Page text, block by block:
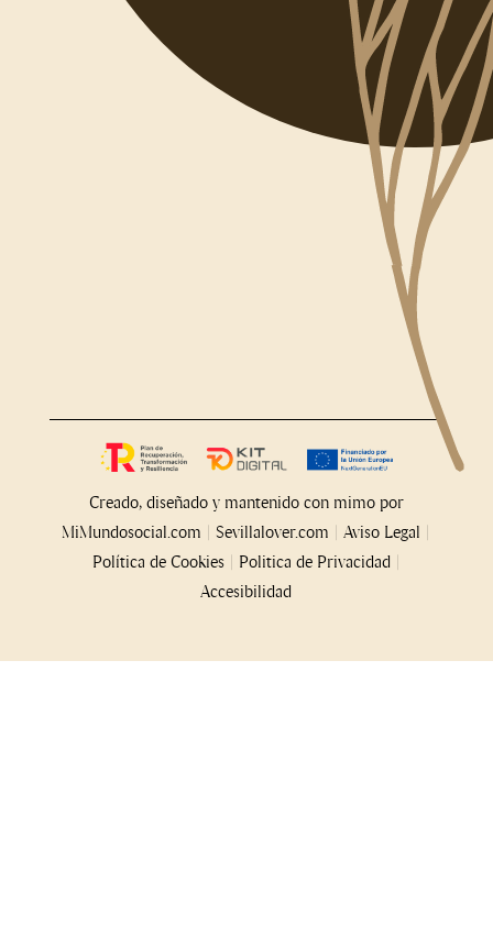
Creado, diseñado y mantenido con mimo por
MiMundosocial.com |Sevillalover.com | Aviso Legal |
Política de Cookies | Politica de Privacidad |
Accesibilidad